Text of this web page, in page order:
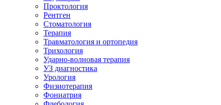
Проктология
Рентген
Стоматология
Терапия
Травматология и ортопедия
Трихология
Ударно-волновая терапия
УЗ диагностика
Урология
Физиотерапия
Фониатрия